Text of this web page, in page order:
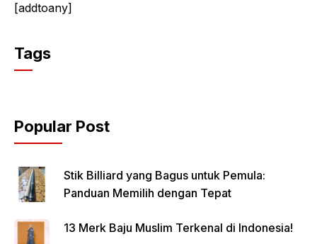
[addtoany]
Tags
Popular Post
Stik Billiard yang Bagus untuk Pemula:
Panduan Memilih dengan Tepat
13 Merk Baju Muslim Terkenal di Indonesia!